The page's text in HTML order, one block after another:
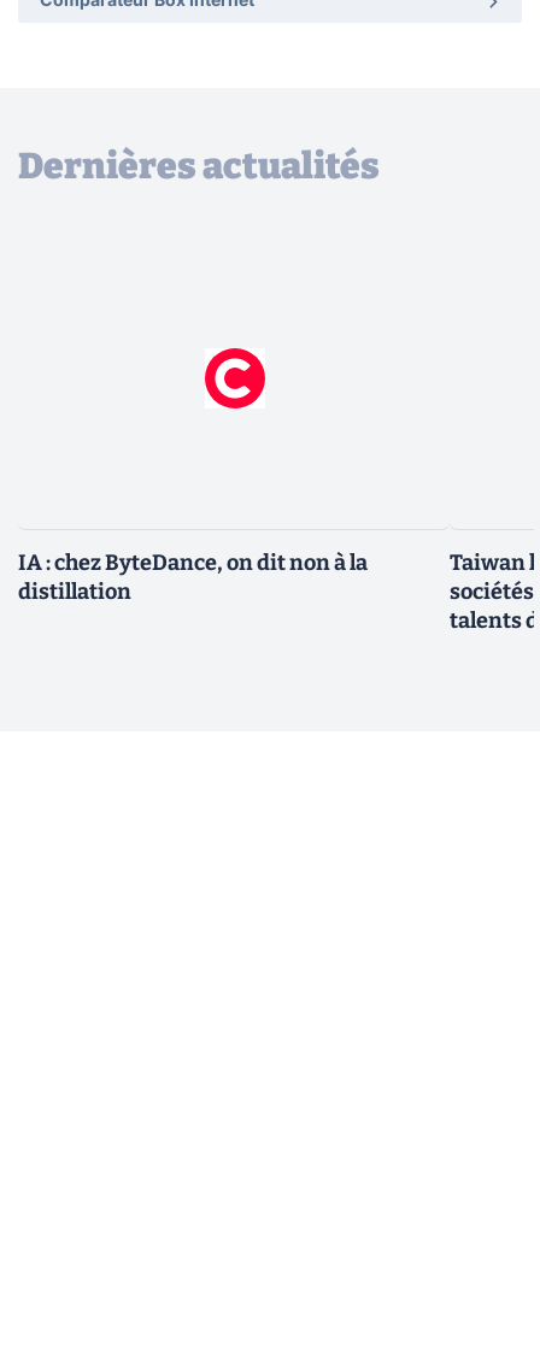
Dernières actualités
IA : chez ByteDance, on dit non à la
distillation
Taiwan
sociétés
talents